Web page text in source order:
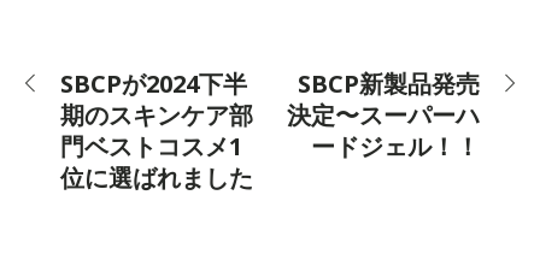
SBCPが2024下半
期のスキンケア部
門ベストコスメ1
位に選ばれました
SBCP新製品発売
決定〜スーパーハ
ードジェル！！